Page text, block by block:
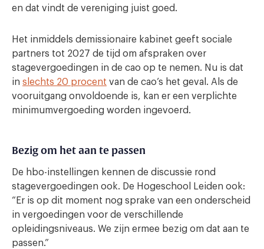
en dat vindt de vereniging juist goed.
Het inmiddels demissionaire kabinet geeft sociale
partners tot 2027 de tijd om afspraken over
stagevergoedingen in de cao op te nemen. Nu is dat
in slechts 20 procent van de cao’s het geval. Als de
vooruitgang onvoldoende is, kan er een verplichte
minimumvergoeding worden ingevoerd.
Bezig om het aan te passen
De hbo-instellingen kennen de discussie rond
stagevergoedingen ook. De Hogeschool Leiden ook:
“Er is op dit moment nog sprake van een onderscheid
in vergoedingen voor de verschillende
opleidingsniveaus. We zijn ermee bezig om dat aan te
passen.”